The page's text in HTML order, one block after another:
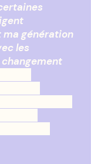
ma génération
les